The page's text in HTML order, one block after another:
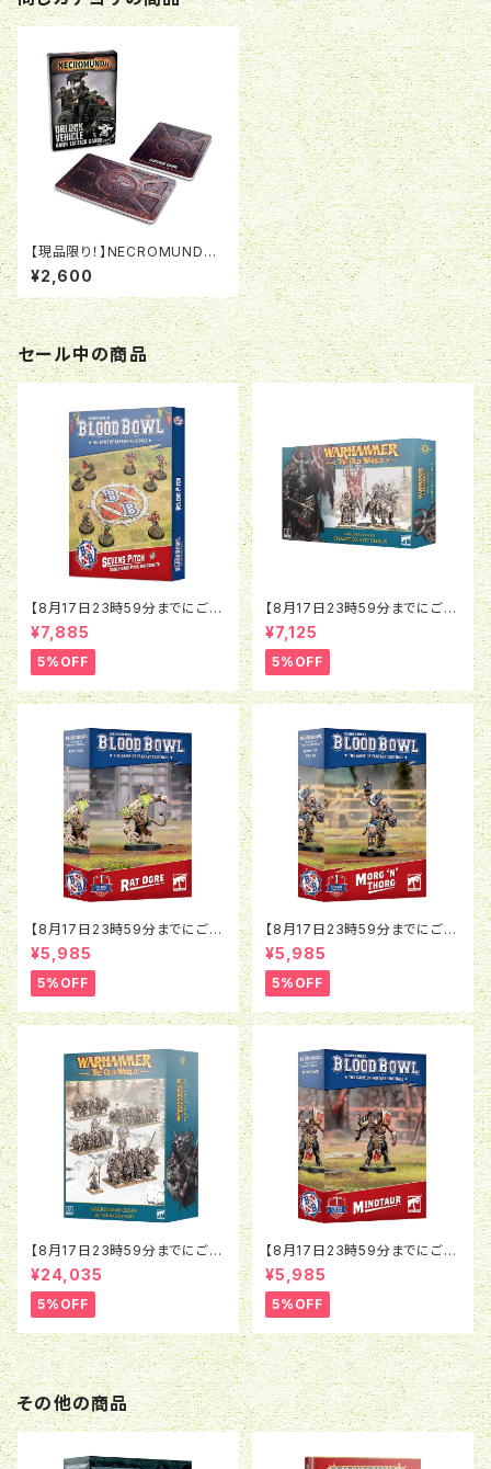
【現品限り！】NECROMUNDA:
ORLOCK VEHICLE TACTIC
S CARDS（英語版）
¥2,600
セール中の商品
【8月17日23時59分までにご予
約で5％OFF】ブラッドボウル：セ
ヴンズピッチ（2026）
¥7,885
5%OFF
【8月17日23時59分までにご予
約で5％OFF】オールドワール
ド：ウォリアー・オヴ・ケイオス：チ
ャンピオン・オヴ・ケイオス
¥7,125
5%OFF
【8月17日23時59分までにご予
約で5％OFF】ブラッドボウル：ラ
ットオウガ
¥5,985
5%OFF
【8月17日23時59分までにご予
約で5％OFF】ブラッドボウル：モ
ルグ＝ンソルグ
¥5,985
5%OFF
【8月17日23時59分までにご予
約で5％OFF】オールドワール
ド：ウォリアー・オヴ・ケイオス：バ
トルマーチアーミー
¥24,035
5%OFF
【8月17日23時59分までにご予
約で5％OFF】ブラッドボウル：ミ
ノタウロス
¥5,985
5%OFF
その他の商品